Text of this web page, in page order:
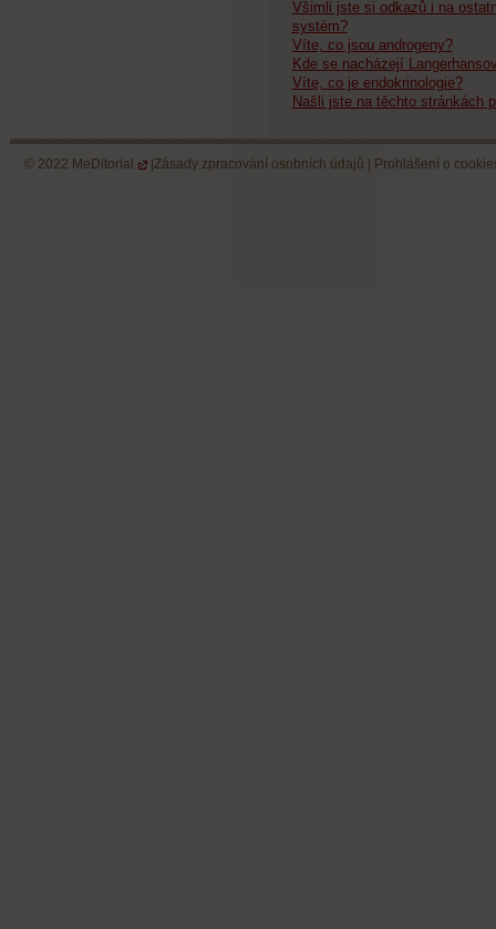
Všimli jste si odkazů i na
systém?
Víte, co jsou androgeny?
Kde se nacházejí
Víte, co je endokrinologie?
Našli jste na těchto stránkách
© 2022 MeDitorial | Zásady zpracování osobních údajů Prohlášení o